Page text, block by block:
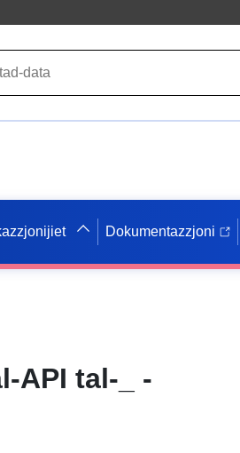
Dokumentazzjoni
API tal-_ -